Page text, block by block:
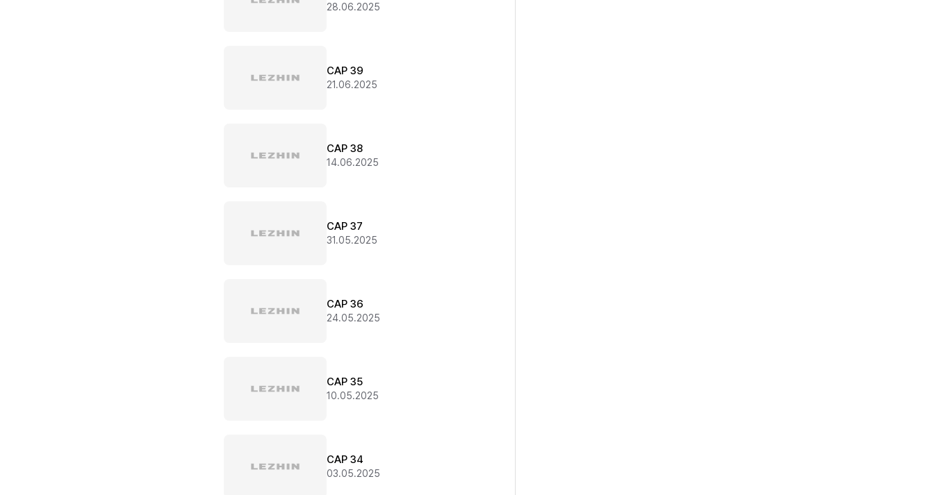
28.06.2025
CAP 39
21.06.2025
CAP 38
14.06.2025
CAP 37
31.05.2025
CAP 36
24.05.2025
CAP 35
10.05.2025
CAP 34
03.05.2025